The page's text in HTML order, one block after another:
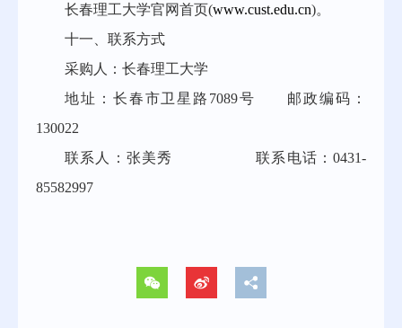
长春理工大学官网首页(www.cust.edu.cn)。
十一、联系方式
采购人：长春理工大学
地址：长春市卫星路7089号 邮政编码：
130022
联系人：张美秀 联系电话：0431-
85582997